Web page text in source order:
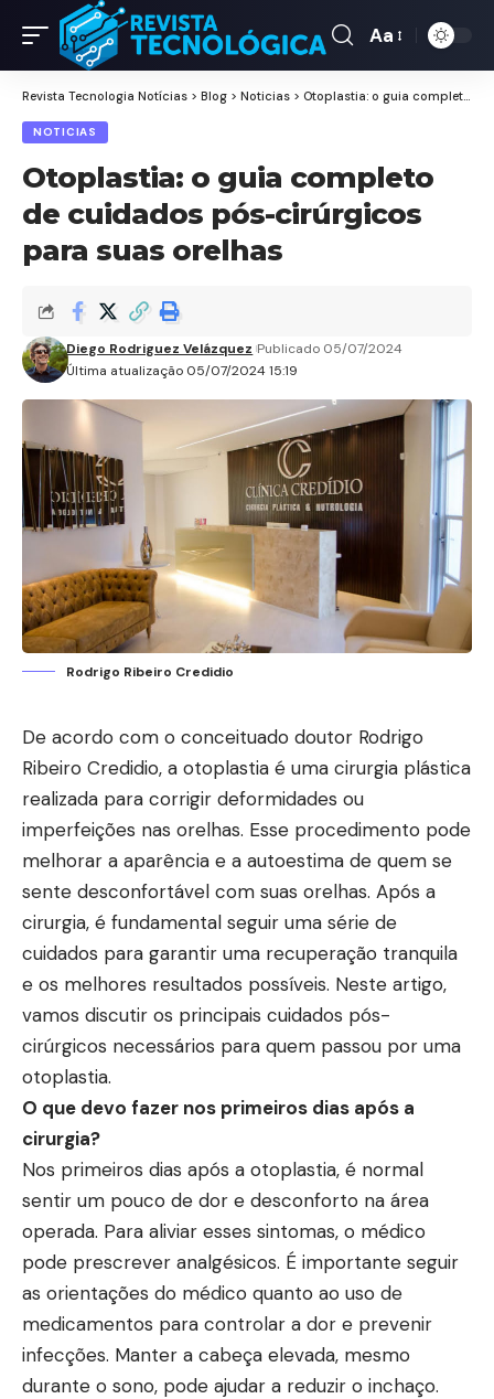
Aa
Revista Tecnologia Notícias > Blog > Noticias > Otoplastia: o guia completo de cuidados pós-cirúrgicos para suas orelhas
NOTICIAS
Otoplastia: o guia completo
de cuidados pós-cirúrgicos
para suas orelhas
Última atualização 05/07/2024 15:19
Diego Rodriguez Velázquez Publicado 05/07/2024
Rodrigo Ribeiro Credidio
De acordo com o conceituado doutor Rodrigo
Ribeiro Credidio, a otoplastia é uma cirurgia plástica
realizada para corrigir deformidades ou
imperfeições nas orelhas. Esse procedimento pode
melhorar a aparência e a autoestima de quem se
sente desconfortável com suas orelhas. Após a
cirurgia, é fundamental seguir uma série de
cuidados para garantir uma recuperação tranquila
e os melhores resultados possíveis. Neste artigo,
vamos discutir os principais cuidados pós-
cirúrgicos necessários para quem passou por uma
otoplastia.
O que devo fazer nos primeiros dias após a
cirurgia?
Nos primeiros dias após a otoplastia, é normal
sentir um pouco de dor e desconforto na área
operada. Para aliviar esses sintomas, o médico
pode prescrever analgésicos. É importante seguir
as orientações do médico quanto ao uso de
medicamentos para controlar a dor e prevenir
infecções. Manter a cabeça elevada, mesmo
durante o sono, pode ajudar a reduzir o inchaço.